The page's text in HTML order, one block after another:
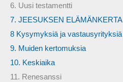
6. Uusi testamentti
7. JEESUKSEN ELÄMÄNKERTA
8 Kysymyksiä ja vastausyrityksiä
9. Muiden kertomuksia
10. Keskiaika
11. Renesanssi